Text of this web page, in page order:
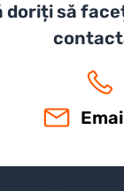
doriți să